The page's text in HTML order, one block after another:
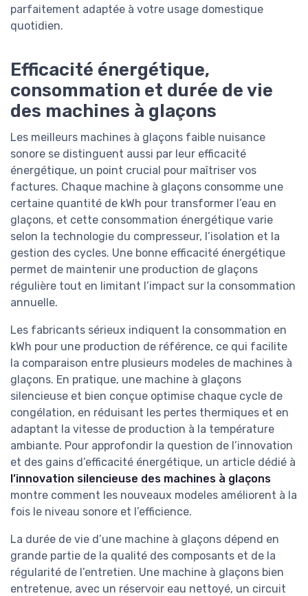
parfaitement adaptée à votre usage domestique
quotidien.
Efficacité énergétique,
consommation et durée de vie
des machines à glaçons
Les meilleurs machines à glaçons faible nuisance
sonore se distinguent aussi par leur efficacité
énergétique, un point crucial pour maîtriser vos
factures. Chaque machine à glaçons consomme une
certaine quantité de kWh pour transformer l’eau en
glaçons, et cette consommation énergétique varie
selon la technologie du compresseur, l’isolation et la
gestion des cycles. Une bonne efficacité énergétique
permet de maintenir une production de glaçons
régulière tout en limitant l’impact sur la consommation
annuelle.
Les fabricants sérieux indiquent la consommation en
kWh pour une production de référence, ce qui facilite
la comparaison entre plusieurs modeles de machines à
glaçons. En pratique, une machine à glaçons
silencieuse et bien conçue optimise chaque cycle de
congélation, en réduisant les pertes thermiques et en
adaptant la vitesse de production à la température
ambiante. Pour approfondir la question de l’innovation
et des gains d’efficacité énergétique, un article dédié à
l’innovation silencieuse des machines à glaçons
montre comment les nouveaux modeles améliorent à la
fois le niveau sonore et l’efficience.
La durée de vie d’une machine à glaçons dépend en
grande partie de la qualité des composants et de la
régularité de l’entretien. Une machine à glaçons bien
entretenue, avec un réservoir eau nettoyé, un circuit